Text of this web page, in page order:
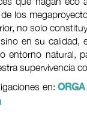
los
no solo
en su calidad,
entorno natural,
supervivencia
en: